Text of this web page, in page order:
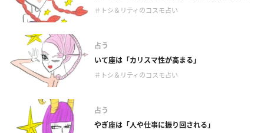
＃トシ＆リティのコスモ占い
占う
いて座は「カリスマ性が高まる」
＃トシ＆リティのコスモ占い
占う
やぎ座は「人や仕事に振り回される」